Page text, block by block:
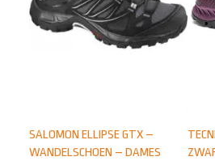
SALOMON ELLIPSE GTX –
WANDELSCHOEN – DAMES